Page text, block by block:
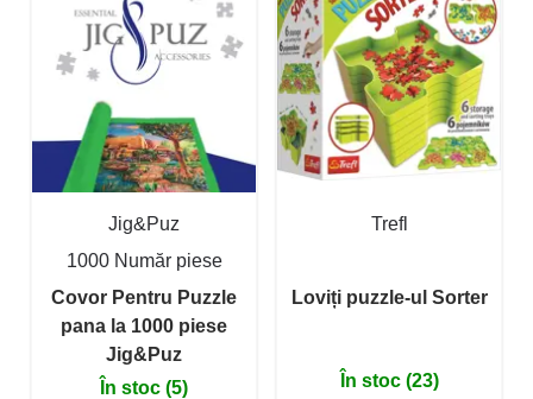
Jig&Puz
1000 Număr piese
Covor Pentru Puzzle
pana la 1000 piese
Jig&Puz
În stoc (5)
Trefl
Loviți puzzle-ul Sorter
În stoc (23)